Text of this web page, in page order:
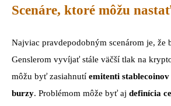
Scenáre, ktoré môžu
Najviac pravdepodobným scenárom je, že
Genslerom vyvíjať stále väčší tlak na
môžu byť zasiahnutí emitenti
burzy. Problémom môže byť aj definícia